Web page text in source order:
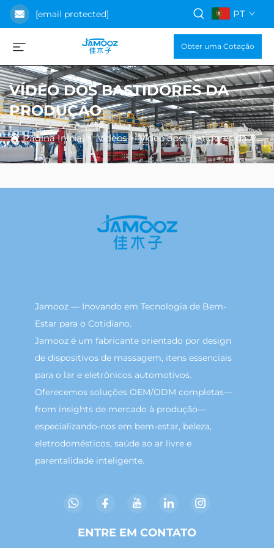
[email protected] PT
Obter uma Cotação
VÍDEO DOS BASTIDORES DA
PRODUÇÃO
Página Inicial>Vídeos>Vídeo dos Bastidores da Produção
Jamooz — Inovando em Tecnologia de Bem-
Estar para o Cotidiano.
Jamooz é um fabricante orientado por design
de dispositivos de massagem, itens essenciais
para o lar e eletrônicos automotivos.
Oferecemos soluções OEM/ODM completas—
from insights de mercado à produção—
especializando-nos em bem-estar, beleza,
eletrodomésticos, saúde ao ar livre e
parentalidade inteligente.
ENTRE EM CONTATO